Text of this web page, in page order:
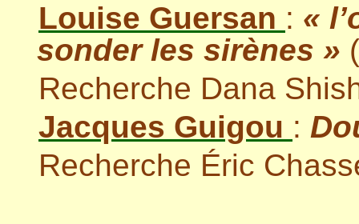
Louise Guersan : «
sonder les sirènes »
Recherche Dana
Jacques Guigou :
Recherche Éric